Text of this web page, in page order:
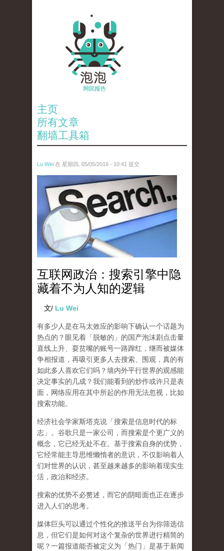
主页
所有文章
翻墙工具箱
Lu Wei 在 星期四, 05/05/2016 - 10:41 提交
wen_tou_tu_3.jpeg
互联网政治：搜索引擎中隐
藏着不为人知的逻辑
文/ Lu Wei
有多少人是在马太效应的影响下确认一个话题为
热点的？眼见着「脱敏的」的国产泡沫剧点击量
直线上升、耍贫嘴的账号一路蹿红，继而被媒体
争相报道，再吸引更多人去搜索、围观，真的有
如此多人喜欢它们吗？墙内外平行世界的观感能
决定事实的几成？我们能看到的炒作或许只是表
面，网络应用在其中所起的作用无法忽视，比如
搜索功能。
经济社会学家斯塔克说「搜索是信息时代的标
志」。谷歌只是一家公司，而搜索是个更广义的
概念，它已经无处不在。基于搜索自身的优势，
它经常能主导思维懒惰者的意识，不仅影响着人
们对世界的认识， 甚至越来越多的影响着现实生
活，政治和经济。
搜索的优势不必赘述，而它的阴暗面也正在逐步
进入人们的思考。
媒体巨头可以通过个性化的推送平台为你筛选信
息，但它们是如何对这个复杂的世界进行精简的
呢？一篇报道能否被定义为「热门」是基于新闻